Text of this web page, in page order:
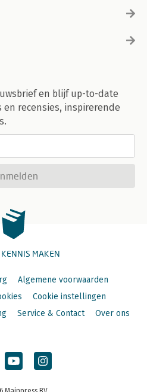
en blijf up-to-date
recensies, inspirerende
KENNIS MAKEN
Algemene voorwaarden
Cookie instellingen
Service & Contact Over ons